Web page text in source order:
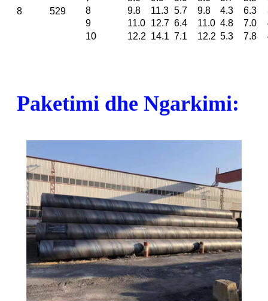
8 529
8
9.8 11.3 5.7 9.8 4.3 6.3
9
11.0 12.7 6.4 11.0 4.8 7.0
10
12.2 14.1 7.1 12.2 5.3 7.8
Paketimi dhe Ngarkimi: